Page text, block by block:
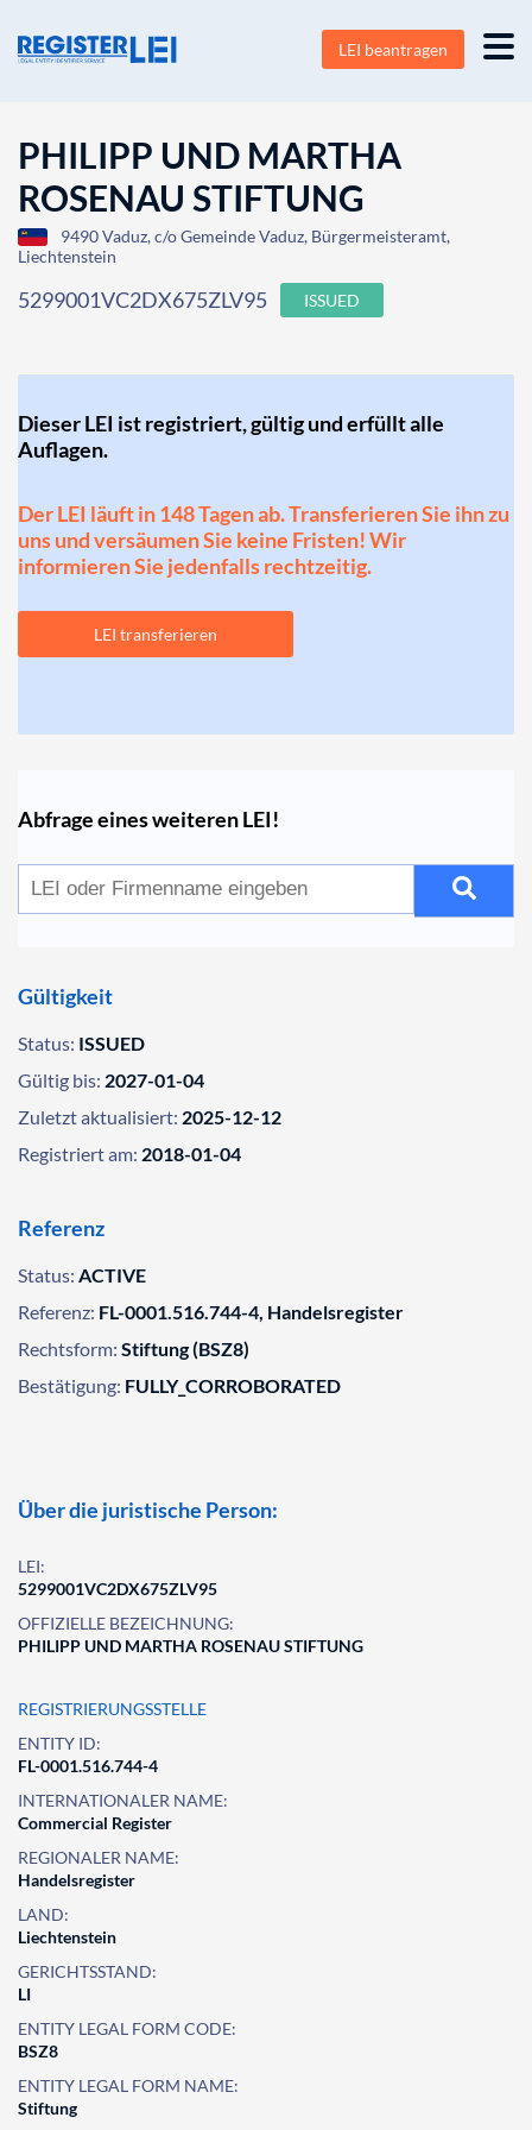
LEI beantragen
PHILIPP UND MARTHA
ROSENAU STIFTUNG
9490 Vaduz, c/o Gemeinde Vaduz, Bürgermeisteramt,
Liechtenstein
5299001VC2DX675ZLV95 ISSUED
Dieser LEI ist registriert, gültig und erfüllt alle
Auflagen.
Der LEI läuft in 148 Tagen ab. Transferieren Sie ihn zu
uns und versäumen Sie keine Fristen! Wir
informieren Sie jedenfalls rechtzeitig.
LEI transferieren
Abfrage eines weiteren LEI!
Gültigkeit
Status: ISSUED
Gültig bis: 2027-01-04
Zuletzt aktualisiert: 2025-12-12
Registriert am: 2018-01-04
Referenz
Status: ACTIVE
Referenz: FL-0001.516.744-4, Handelsregister
Rechtsform: Stiftung (BSZ8)
Bestätigung: FULLY_CORROBORATED
Über die juristische Person:
LEI:
5299001VC2DX675ZLV95
OFFIZIELLE BEZEICHNUNG:
PHILIPP UND MARTHA ROSENAU STIFTUNG
REGISTRIERUNGSSTELLE
ENTITY ID:
FL-0001.516.744-4
INTERNATIONALER NAME:
Commercial Register
REGIONALER NAME:
Handelsregister
LAND:
Liechtenstein
GERICHTSSTAND:
LI
ENTITY LEGAL FORM CODE:
BSZ8
ENTITY LEGAL FORM NAME:
Stiftung